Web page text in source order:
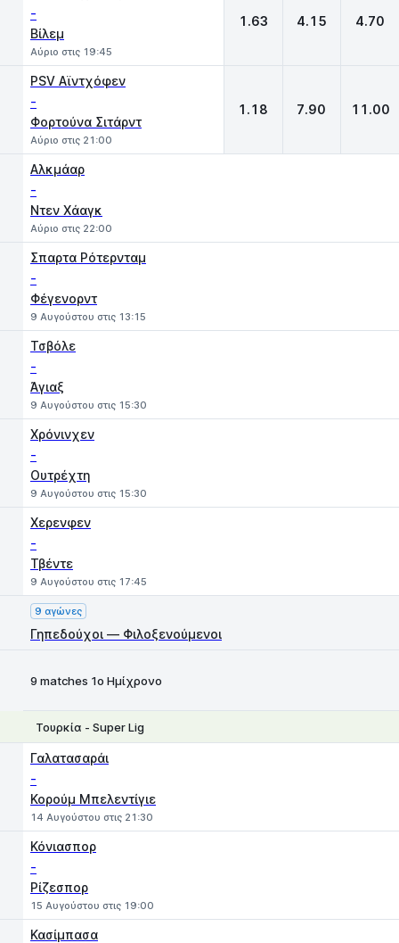
-
Βίλεμ
Αύριο στις 19:45
1.63 4.15 4.70
PSV Αϊντχόφεν
-
Φορτούνα Σιτάρντ
Αύριο στις 21:00
1.18 7.90 11.00
Αλκμάαρ
-
Ντεν Χάαγκ
Αύριο στις 22:00
Σπαρτα Ρότερνταμ
-
Φέγενορντ
9 Αυγούστου στις 13:15
Τσβόλε
-
Άγιαξ
9 Αυγούστου στις 15:30
Χρόνινχεν
-
Ουτρέχτη
9 Αυγούστου στις 15:30
Χερενφεν
-
Τβέντε
9 Αυγούστου στις 17:45
9 αγώνες
Γηπεδούχοι — Φιλοξενούμενοι
9 matches 1ο Ημίχρονο
Τουρκία - Super Lig
Γαλατασαράι
-
Κορούμ Μπελεντίγιε
14 Αυγούστου στις 21:30
Κόνιασπορ
-
Ρίζεσπορ
15 Αυγούστου στις 19:00
Κασίμπασα